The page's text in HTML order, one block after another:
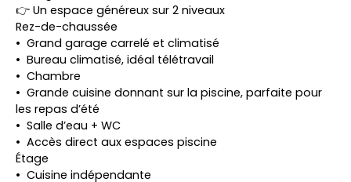
👉 Un espace généreux sur 2 niveaux
Rez-de-chaussée
Grand garage carrelé et climatisé
Bureau climatisé, idéal télétravail
Chambre
Grande cuisine donnant sur la piscine, parfaite pour
les repas d’été
Salle d’eau + WC
Accès direct aux espaces piscine
Étage
Cuisine indépendante